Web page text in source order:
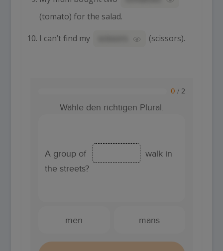
(tomato) for the salad.
I can’t find my (scissors).